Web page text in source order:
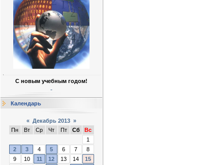
С новым учебным годом!
Календарь
« Декабрь 2013 »
Пн
Вт Ср Чт Пт Сб
Вс
1
2
3 4 5 6 7
8
9
10 11 12 13 14
15